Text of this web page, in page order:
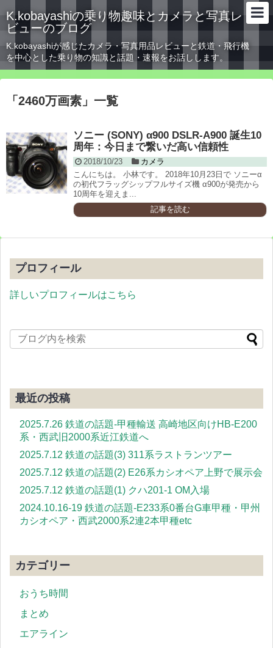
K.kobayashiの乗り物趣味とカメラと写真レ
ビューのブログ
K.kobayashiが感じたカメラ・写真用品レビューと鉄道・飛行機
を中心とした乗り物の知識と話題・速報をお話しします。
「 2460万画素 」 一覧
ソニー (SONY) α900 DSLR-A900 誕生10
周年：今日まで繋いだ高い信頼性
2018/10/23
カメラ
こんにちは。 小林です。 2018年10月23日で ソニーα
の初代フラッグシップフルサイズ機 α900が発売から
10周年を迎えま...
記事を読む
プロフィール
詳しいプロフィールはこちら
最近の投稿
2025.7.26 鉄道の話題-甲種輸送 高崎地区向けHB-E200
系・西武旧2000系近江鉄道へ
2025.7.12 鉄道の話題(3) 311系ラストランツアー
2025.7.12 鉄道の話題(2) E26系カシオペア上野で展示会
2025.7.12 鉄道の話題(1) クハ201-1 OM入場
2024.10.16-19 鉄道の話題-E233系0番台G車甲種・甲州
カシオペア・西武2000系2連2本甲種etc
カテゴリー
おうち時間
まとめ
エアライン